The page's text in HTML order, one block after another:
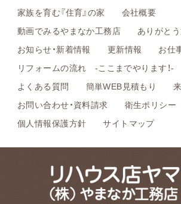
家族を育む『住育』の家
会社概要
動画でみるやまなか工務店
ありがと
お知らせ・新着情報
更新情報
お仕
リフォームの流れ -ここまでやります！-
よくある質問
簡単WEB見積もり
お問い合わせ・資料請求
衛生ポリシー
個人情報保護方針
サイトマップ